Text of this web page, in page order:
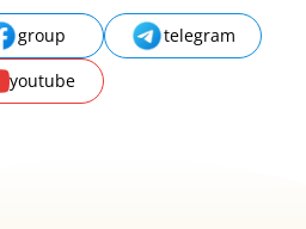
group
telegram
youtube